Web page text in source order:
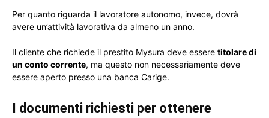
Per quanto riguarda il lavoratore autonomo, invece, dovrà
avere un’attività lavorativa da almeno un anno.
Il cliente che richiede il prestito Mysura deve essere titolare di
un conto corrente, ma questo non necessariamente deve
essere aperto presso una banca Carige.
I documenti richiesti per ottenere